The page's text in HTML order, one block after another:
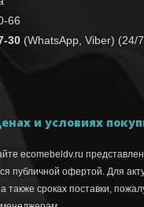
66
30 (WhatsApp, Viber) (24/
и условиях
ecomebeldv.ru
публичной офертой. Для
сроках поставки,